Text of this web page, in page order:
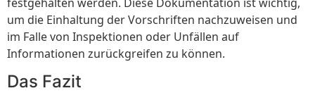
um die Einhaltung der Vorschriften nachzuweisen und
im Falle von Inspektionen oder Unfällen auf
Informationen zurückgreifen zu können.
Das Fazit